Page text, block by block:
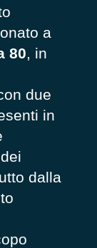
a
80, in
due
in
dalla